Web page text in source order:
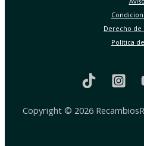
Derecho de
Política
Copyright © 2026